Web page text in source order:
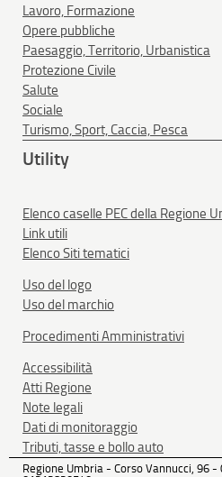
Lavoro, Formazione
Opere pubbliche
Paesaggio, Territorio, Urbanistica
Protezione Civile
Salute
Sociale
Turismo, Sport, Caccia, Pesca
Utility
Elenco caselle PEC della Regione
Link utili
Elenco Siti tematici
Uso del logo
Uso del marchio
Procedimenti Amministrativi
Accessibilità
Atti Regione
Note legali
Dati di monitoraggio
Tributi, tasse e bollo auto
Regione Umbria - Corso Vannucci, 96 -